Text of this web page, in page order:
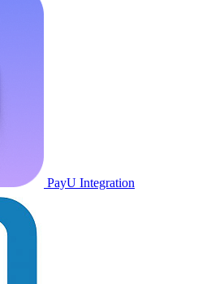
PayU Integration